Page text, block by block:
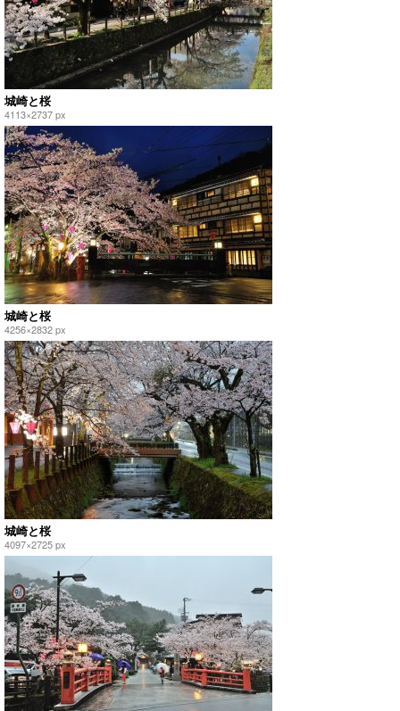
城崎と桜
4113×2737 px
城崎と桜
4256×2832 px
城崎と桜
4097×2725 px